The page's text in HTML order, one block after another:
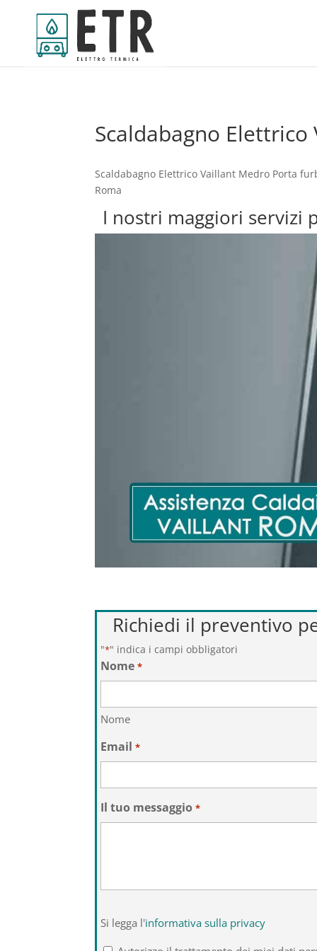
Scaldabagno
Scaldabagno Elettrico Vaillant Medro Porta
Roma
I nostri maggiori servizi
Richiedi il preventivo
"*" indica i campi obbligatori
Nome *
Nome
Email *
Il tuo messaggio *
legga
l'informativa
Si legga l'informativa sulla privacy